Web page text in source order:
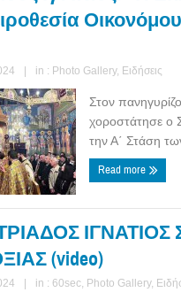
in : Photo Gallery, Ειδήσεις
Στον
χοροστάτησε ο
την Α΄ Στάση
Read more
ΙΓΝΑΤΙΟΣ
(video)
in : 60sec, Photo Gallery,